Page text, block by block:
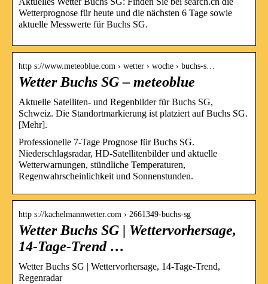
Wetterprognose für heute und die nächsten 6 Tage sowie
aktuelle Messwerte für Buchs SG.
http s://www.meteoblue.com › wetter › woche › buchs-s…
Wetter Buchs SG – meteoblue
Aktuelle Satelliten- und Regenbilder für Buchs SG,
Schweiz. Die Standortmarkierung ist platziert auf Buchs SG.
[Mehr].
Professionelle 7-Tage Prognose für Buchs SG.
Niederschlagsradar, HD-Satellitenbilder und aktuelle
Wetterwarnungen, stündliche Temperaturen,
Regenwahrscheinlichkeit und Sonnenstunden.
http s://kachelmannwetter.com › 2661349-buchs-sg
Wetter Buchs SG | Wettervorhersage,
14-Tage-Trend …
Wetter Buchs SG | Wettervorhersage, 14-Tage-Trend,
Regenradar